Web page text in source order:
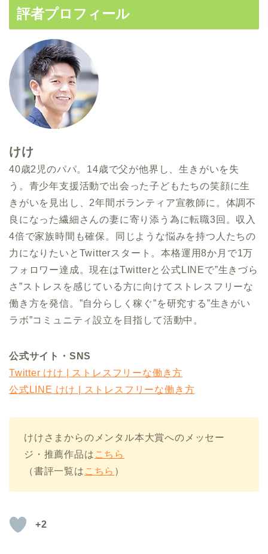
評者プロフィール
けけ
40歳2児のパパ。14歳で父が他界し、生きがいを失
う。青少年支援活動で出会った子どもたちの笑顔に生
きがいを見出し、2年間ボランティア宣教師に。体調不
良になった繊細さんの妻に寄り添う為に転職3回。収入
4倍で家族時間も確保。同じような悩みを持つ人たちの
力になりたいとTwitterスタート。本格運用8か月で1万
フォロワー達成。現在はTwitterと公式LINEで”生きづら
さ”ストレスを感じている方に向けてストレスフリーな
働き方を発信。”自分らしく稼ぐ”を研究する”生きがい
ラボ”コミュニティ設立を目指して活動中。
公式サイト・SNS
Twitter けけ | ストレスフリーな働き方
公式LINE けけ | ストレスフリーな働き方
けけさまからのメンタル本大賞へのメッセー
ジ・推薦作品は こちら
（書評一覧は こちら ）
+2